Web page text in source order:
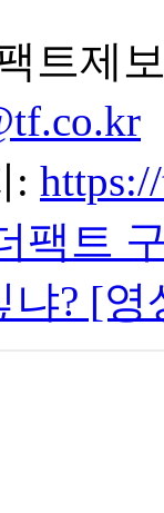
트제
:
팩트
냐? [